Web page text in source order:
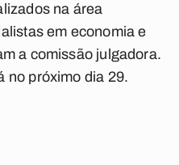
na área
em economia e
a comissão julgadora.
no próximo dia 29.